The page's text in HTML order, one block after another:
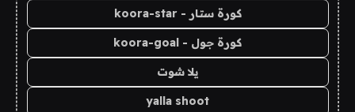
كورة ستار - koora-star
كورة جول - koora-goal
يلا شوت
yalla shoot